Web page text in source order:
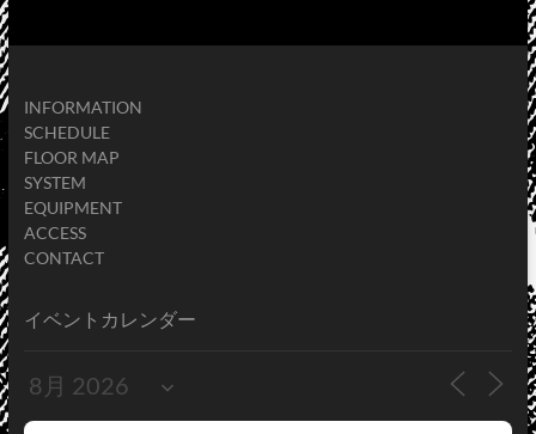
INFORMATION
SCHEDULE
FLOOR MAP
SYSTEM
EQUIPMENT
ACCESS
CONTACT
イベントカレンダー